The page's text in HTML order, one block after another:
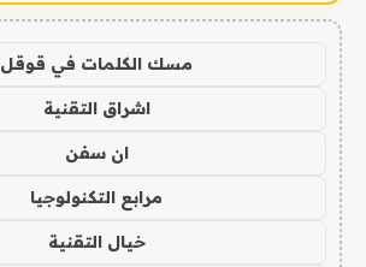
مسك الكلمات في قوقل
اشراق التقنية
ان سفن
مرابع التكنولوجيا
خيال التقنية